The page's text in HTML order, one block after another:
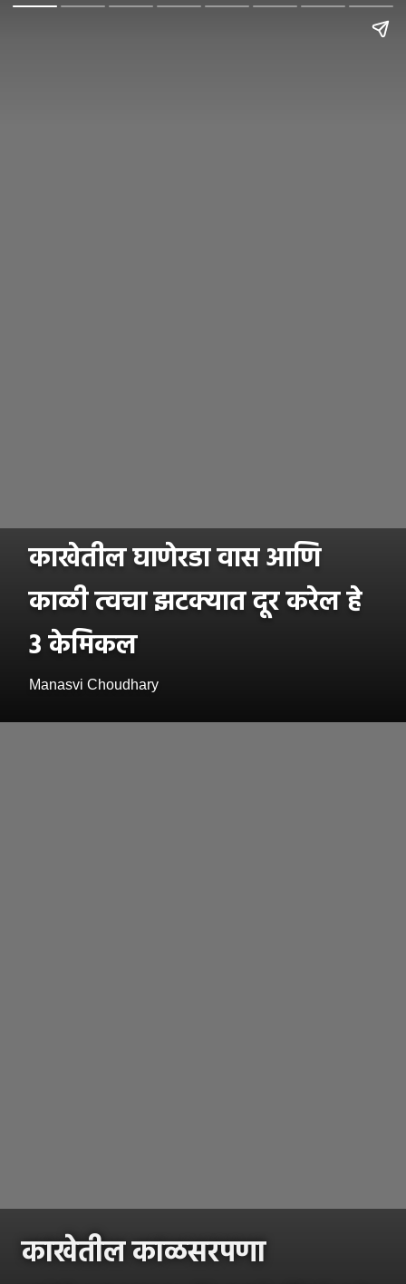
काखेतील घाणेरडा वास आणि
काळी त्वचा झटक्यात दूर करेल हे
3 केमिकल
Manasvi Choudhary
काखेतील काळसरपणा